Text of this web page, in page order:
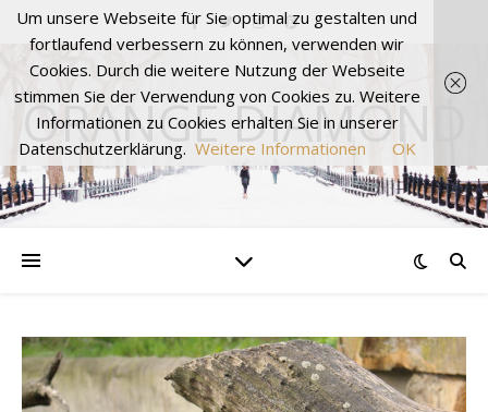
ORANGE DIAMOND
Um unsere Webseite für Sie optimal zu gestalten und
fortlaufend verbessern zu können, verwenden wir
Cookies. Durch die weitere Nutzung der Webseite
stimmen Sie der Verwendung von Cookies zu. Weitere
Informationen zu Cookies erhalten Sie in unserer
Datenschutzerklärung. Weitere Informationen OK